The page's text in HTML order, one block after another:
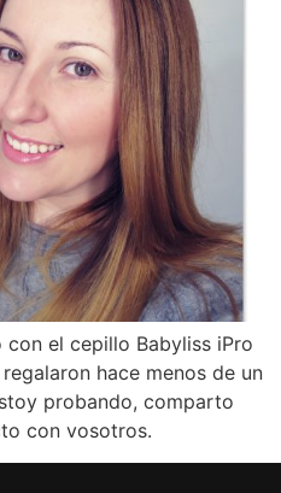
el cepillo Babyliss iPro
hace menos de un
probando, comparto
con vosotros.